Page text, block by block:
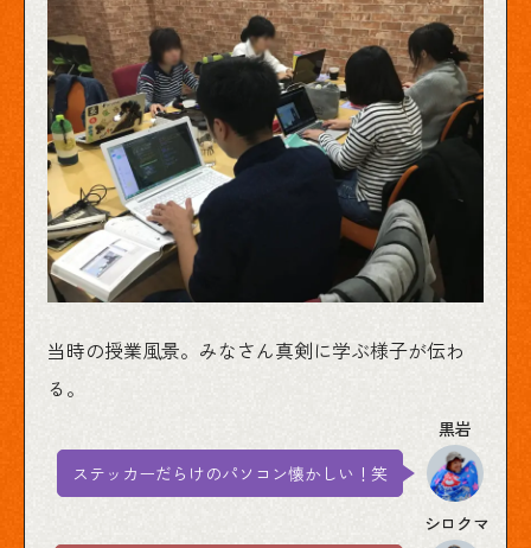
当時の授業風景。みなさん真剣に学ぶ様子が伝わ
る。
ステッカーだらけのパソコン懐かしい！笑